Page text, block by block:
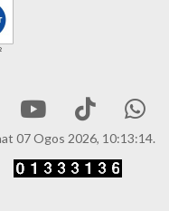
07 Ogos 2026, 10:13:14.